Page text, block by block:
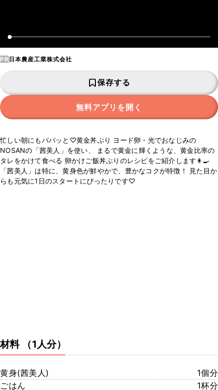
PR 日本農産工業株式会社
保存する
無料アプリを開く
忙しい朝にもパパッと♡黄金丼ぶり ヨード卵・光でおなじみの
NOSANの「茜美人」を使い、 まるで黄金に輝くような、黄金比率の
タレをかけて食べる 卵かけご飯丼ぶりのレシピをご紹介します👩‍🍳
「茜美人」は特に、黄身色が鮮やかで、豊かなコクが特徴！ 見た目か
らも元気に1日のスタートにぴったりです♡
材料 （1人分）
黄身(茜美人)
1個分
ごはん
1杯分